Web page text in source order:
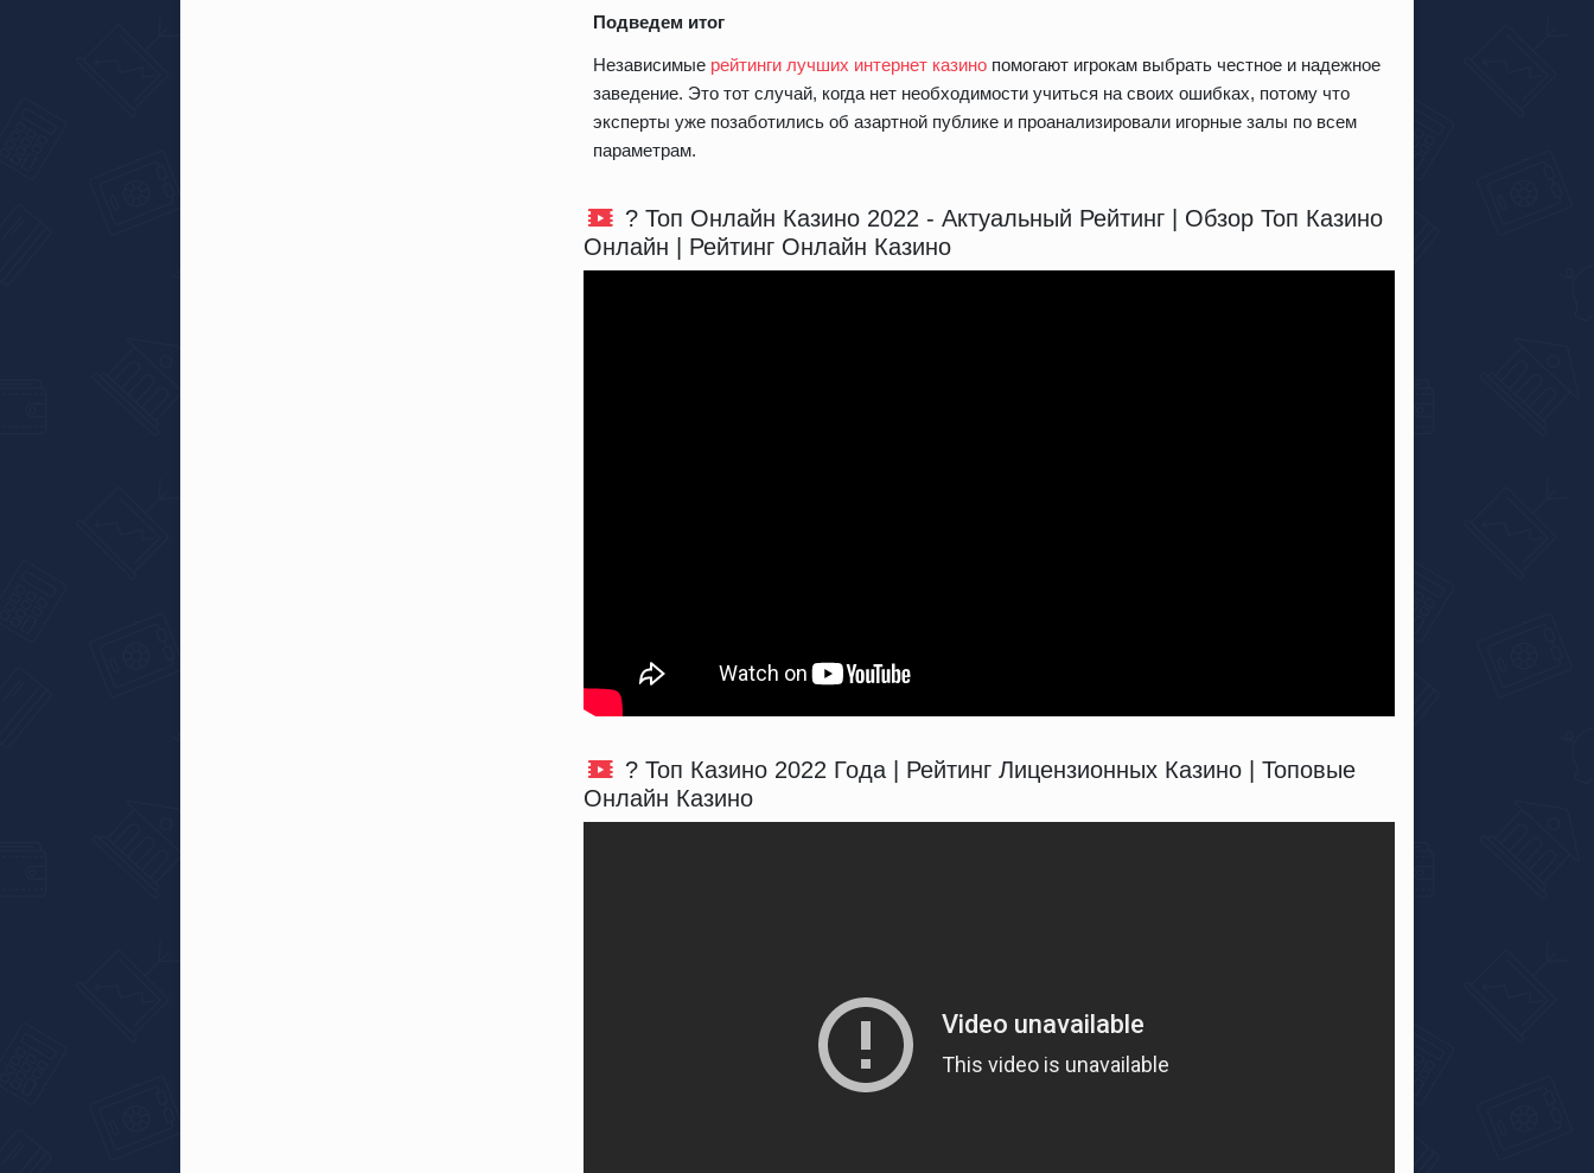
Подведем итог
Независимые рейтинги лучших интернет казино помогают игрокам выбрать честное и надежное
заведение. Это тот случай, когда нет необходимости учиться на своих ошибках, потому что
эксперты уже позаботились об азартной публике и проанализировали игорные залы по всем
параметрам.
? Топ Онлайн Казино 2022 - Актуальный Рейтинг | Обзор Топ Казино
Онлайн | Рейтинг Онлайн Казино
? Топ Казино 2022 Года | Рейтинг Лицензионных Казино | Топовые
Онлайн Казино